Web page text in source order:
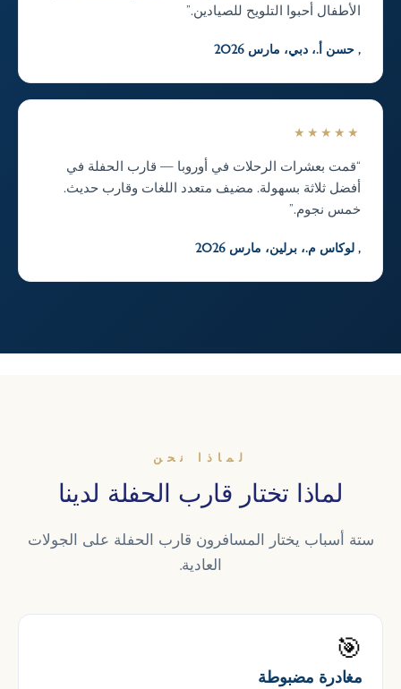
الأطفال أحبوا التلويح للصيادين.”
, حسن أ.، دبي، مارس 2026
★★★★★
“قمت بعشرات الرحلات في أوروبا — قارب الحفلة في
أفضل ثلاثة بسهولة. مضيف متعدد اللغات وقارب حديث.
خمس نجوم.”
, لوكاس م.، برلين، مارس 2026
لماذا نحن
لماذا تختار قارب الحفلة لدينا
ستة أسباب يختار المسافرون قارب الحفلة على الجولات
العادية.
🎯
مغادرة مضبوطة